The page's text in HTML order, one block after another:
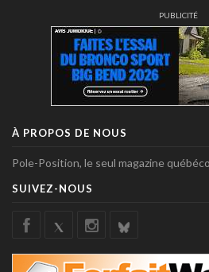
PUBLICITÉ
À PROPOS DE NOUS
Pole-Position, le seul magazine
SUIVEZ-NOUS